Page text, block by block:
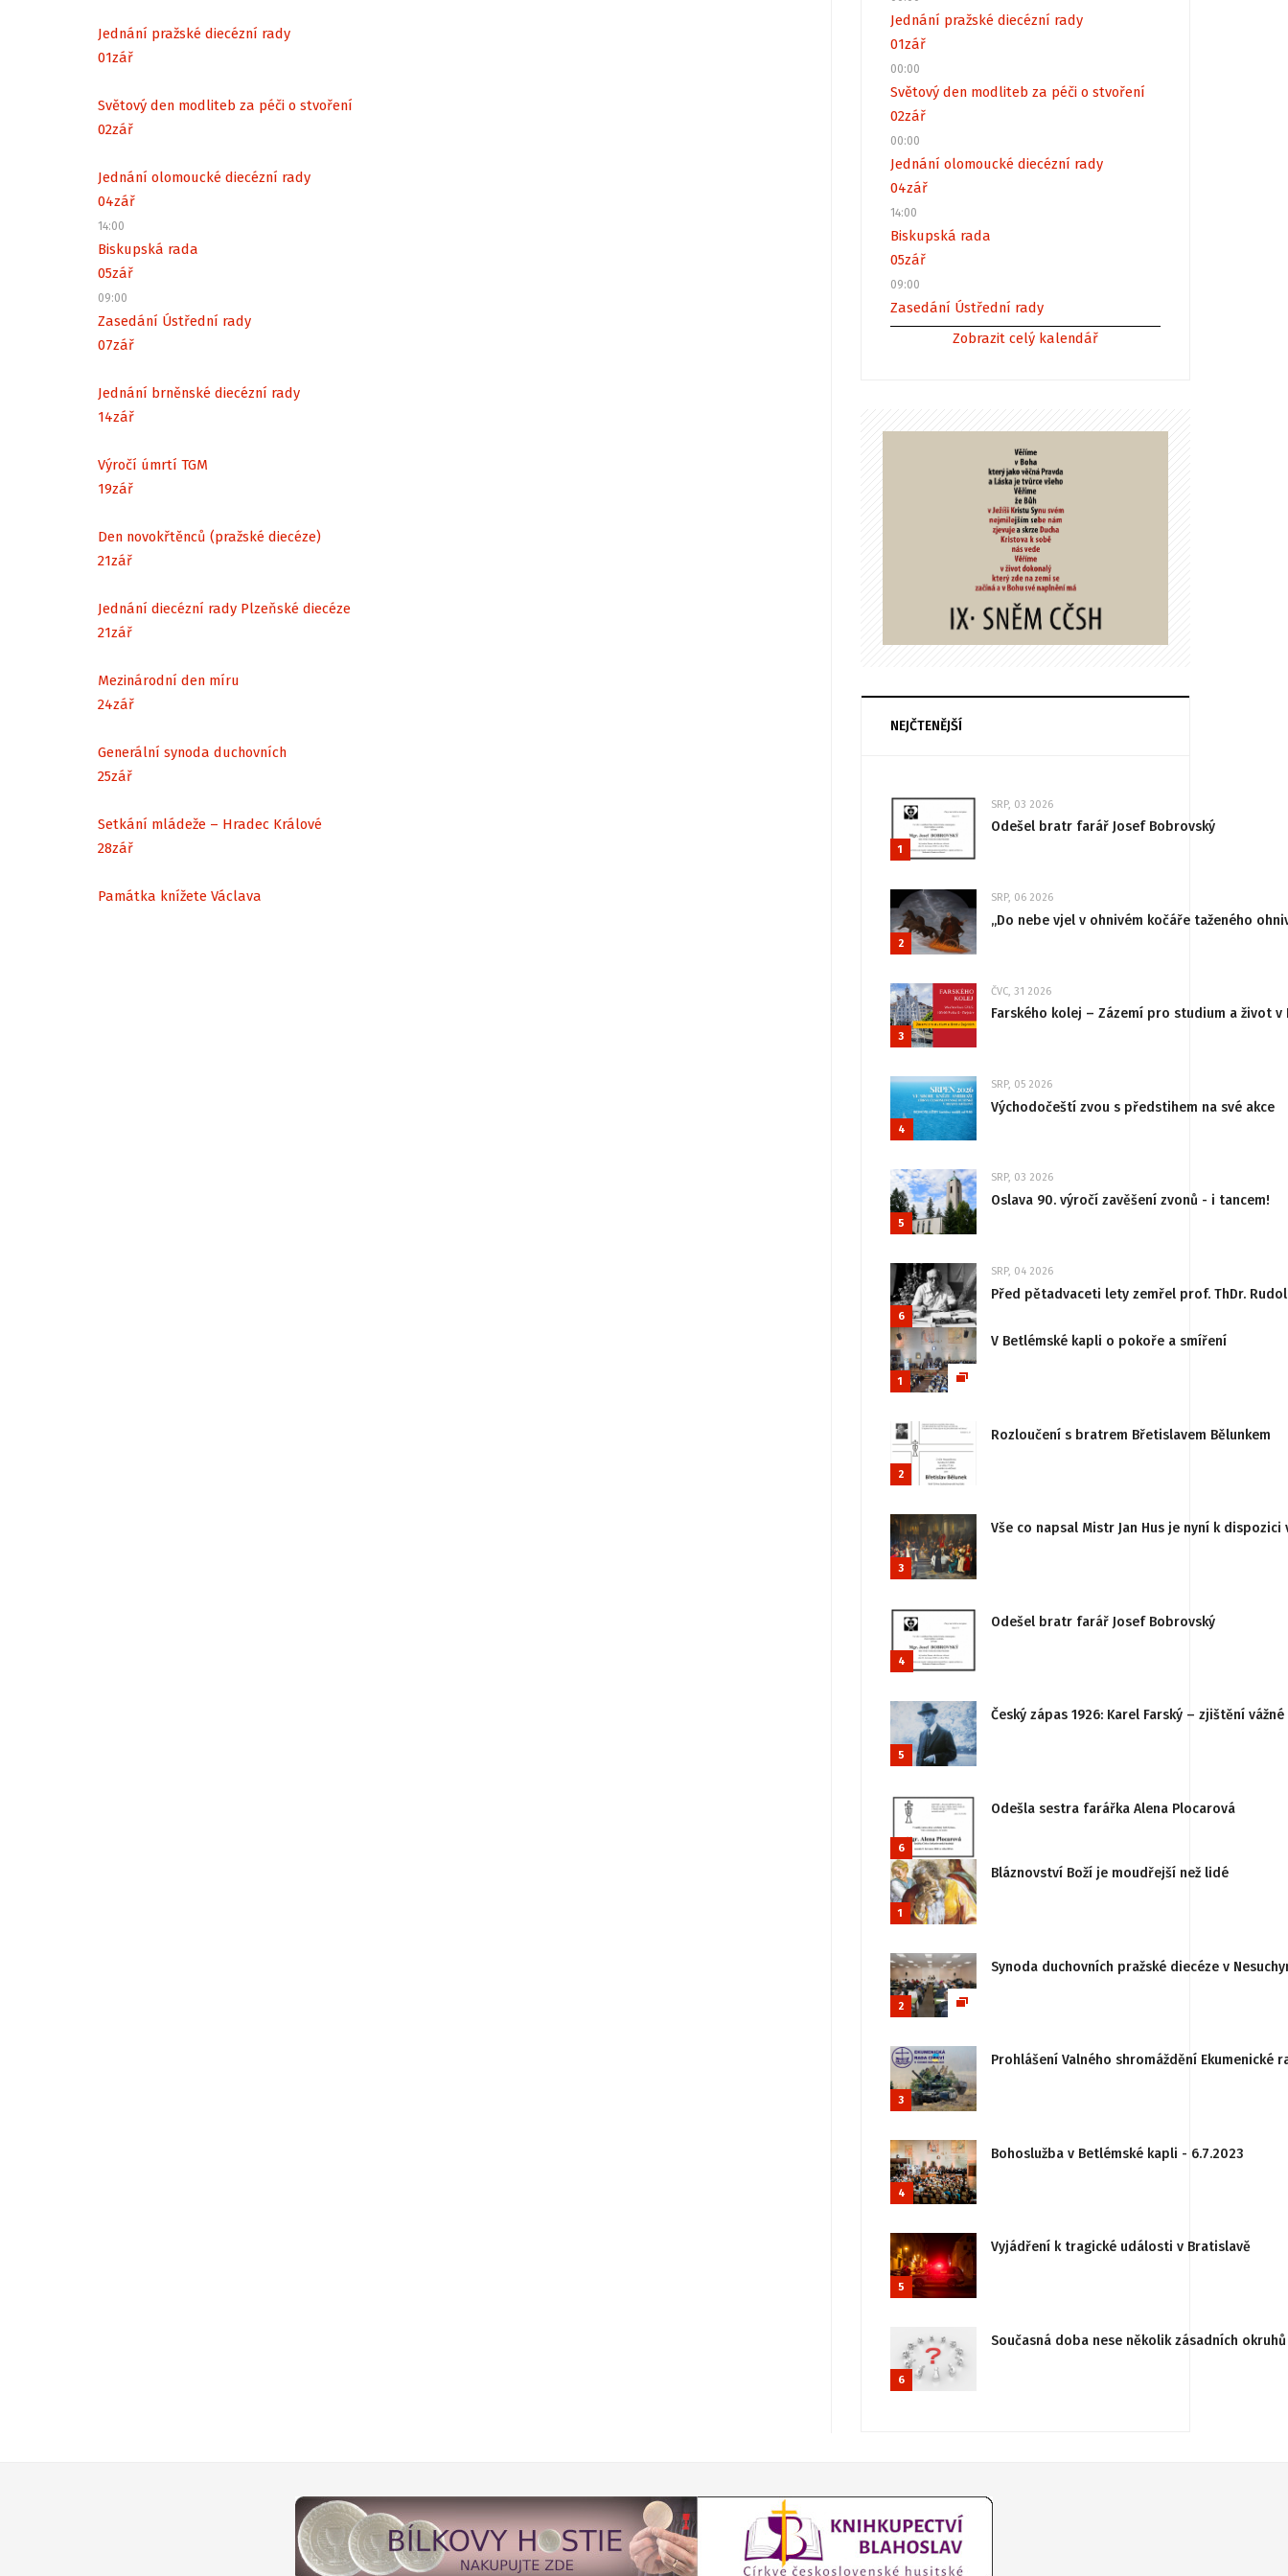
Jednání pražské diecézní rady
01zář
Světový den modliteb za péči o stvoření
02zář
Jednání olomoucké diecézní rady
04zář
14:00
Biskupská rada
05zář
09:00
Zasedání Ústřední rady
07zář
Jednání brněnské diecézní rady
14zář
Výročí úmrtí TGM
19zář
Den novokřtěnců (pražské diecéze)
21zář
Jednání diecézní rady Plzeňské diecéze
21zář
Mezinárodní den míru
24zář
Generální synoda duchovních
25zář
Setkání mládeže – Hradec Králové
28zář
Památka knížete Václava
Jednání pražské diecézní rady
01zář
00:00
Světový den modliteb za péči o stvoření
02zář
00:00
Jednání olomoucké diecézní rady
04zář
14:00
Biskupská rada
05zář
09:00
Zasedání Ústřední rady
Zobrazit celý kalendář
NEJČTENĚJŠÍ
1
SRP, 03 2026
Odešel bratr farář Josef Bobrovský
2
SRP, 06 2026
„Do nebe vjel v ohnivém kočáře taženého
3
ČVC, 31 2026
Farského kolej – Zázemí pro studium a život v
4
SRP, 05 2026
Východočeští zvou s předstihem na své akce
5
SRP, 03 2026
Oslava 90. výročí zavěšení zvonů - i tancem!
6
SRP, 04 2026
Před pětadvaceti lety zemřel prof. ThDr.
1
V Betlémské kapli o pokoře a smíření
2
Rozloučení s bratrem Břetislavem Bělunkem
3
Vše co napsal Mistr Jan Hus je nyní k
4
Odešel bratr farář Josef Bobrovský
5
Český zápas 1926: Karel Farský – zjištění
6
Odešla sestra farářka Alena Plocarová
1
Bláznovství Boží je moudřejší než lidé
2
Synoda duchovních pražské diecéze v
3
Prohlášení Valného shromáždění
4
Bohoslužba v Betlémské kapli - 6.7.2023
5
Vyjádření k tragické události v Bratislavě
6
Současná doba nese několik zásadních